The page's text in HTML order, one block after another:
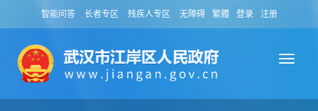
智能问答 长者专区 残疾人专区 无障碍 繁體 登录 注册